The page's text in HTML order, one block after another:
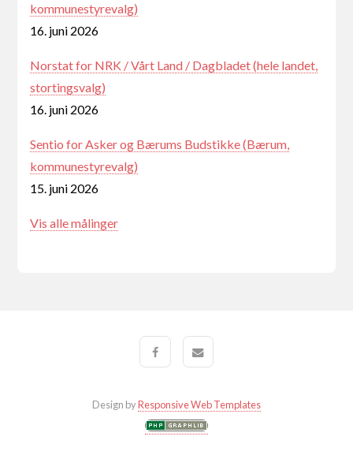
kommunestyrevalg)
16. juni 2026
Norstat for NRK / Vårt Land / Dagbladet (hele landet,
stortingsvalg)
16. juni 2026
Sentio for Asker og Bærums Budstikke (Bærum,
kommunestyrevalg)
15. juni 2026
Vis alle målinger
Design byResponsive Web Templates